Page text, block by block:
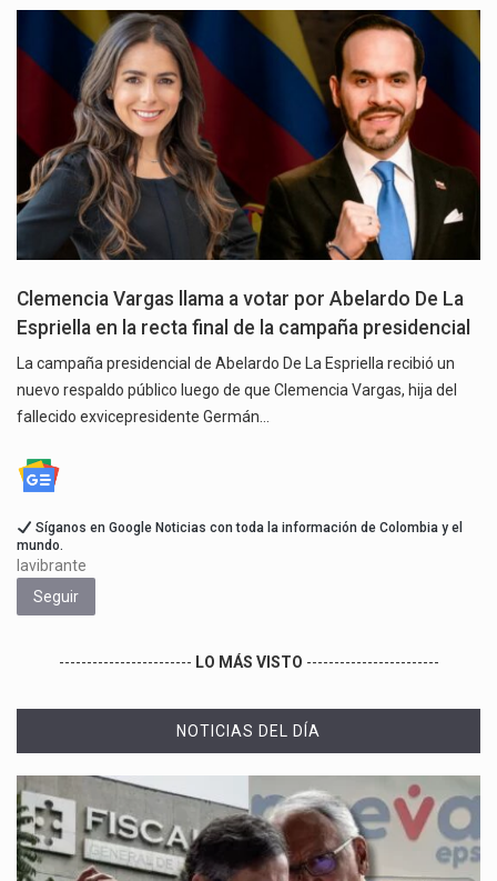
Clemencia Vargas llama a votar por Abelardo De La
Espriella en la recta final de la campaña presidencial
La campaña presidencial de Abelardo De La Espriella recibió un
nuevo respaldo público luego de que Clemencia Vargas, hija del
fallecido exvicepresidente Germán…
Síganos en Google Noticias con toda la información de Colombia y el
mundo.
lavibrante
Seguir
------------------------ LO MÁS VISTO ------------------------
NOTICIAS DEL DÍA